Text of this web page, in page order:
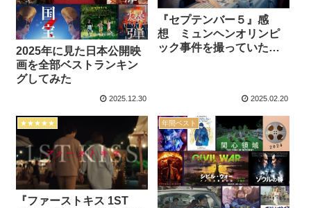
2025年に見た日本公開映
画を全部ベストランキン
グしてみた
2025.12.30
『セプテンバー５』感
想 ミュンヘンオリンピ
ック事件を撮っていた者
2025.02.20
★★★★★
『ファーストキス 1ST
年間ベスト